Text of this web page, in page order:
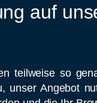
auf
teilweise so
unser Angebot